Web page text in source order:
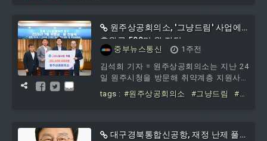
원주상공회의소, '그냥드림' 사업에
후원금 500만 원 전달
중부뉴스통신
1주전
김석희 기자 = 원주상공회의소는 지난 24
일 원주시청을 방문해 취약계층 지원사업
인 '그냥드림' 사업에 후원금 500만 원을
전달했다.‘그냥드림
tags : #원주상공회의소 #그냥드림
#사
대구경북통합신공항, 재정 난제 풀